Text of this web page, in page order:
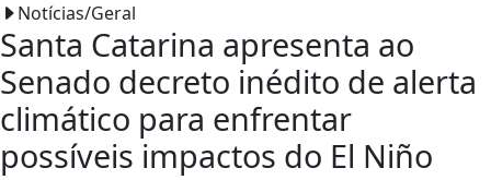
Notícias/Geral
Santa Catarina apresenta ao
Senado decreto inédito de alerta
climático para enfrentar
possíveis impactos do El Niño